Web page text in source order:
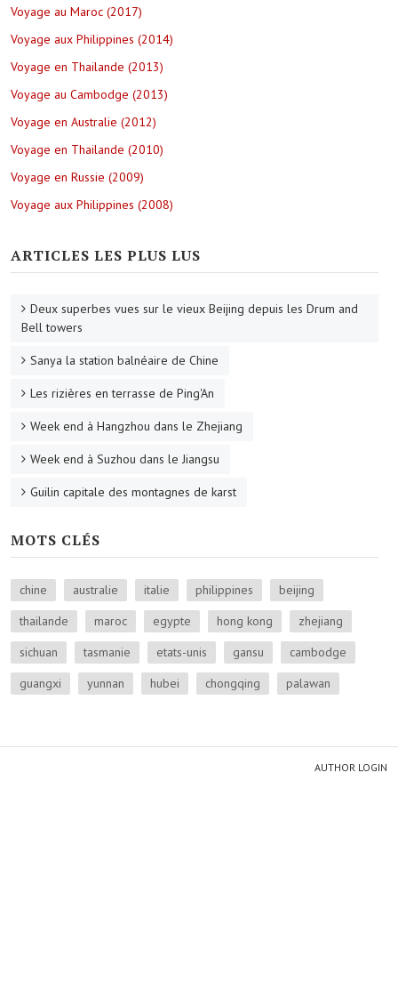
Voyage au Maroc (2017)
Voyage aux Philippines (2014)
Voyage en Thailande (2013)
Voyage au Cambodge (2013)
Voyage en Australie (2012)
Voyage en Thailande (2010)
Voyage en Russie (2009)
Voyage aux Philippines (2008)
ARTICLES LES PLUS LUS
Deux superbes vues sur le vieux Beijing depuis les Drum and
Bell towers
Sanya la station balnéaire de Chine
Les rizières en terrasse de Ping'An
Week end à Hangzhou dans le Zhejiang
Week end à Suzhou dans le Jiangsu
Guilin capitale des montagnes de karst
MOTS CLÉS
chine australie italie philippines
beijing
thailande
maroc egypte hong kong
zhejiang
sichuan
tasmanie etats-unis gansu
cambodge
guangxi
yunnan hubei chongqing palawan
AUTHOR LOGIN